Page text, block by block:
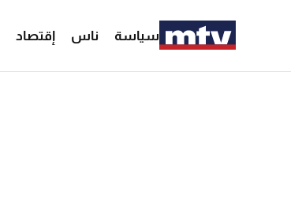
سياسة ناس إقتصاد